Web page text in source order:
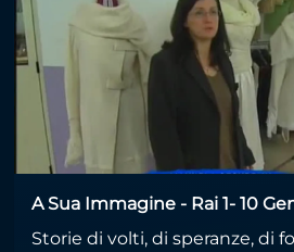
A Sua Immagine - Rai 1- 10
Storie di volti, di speranze, di